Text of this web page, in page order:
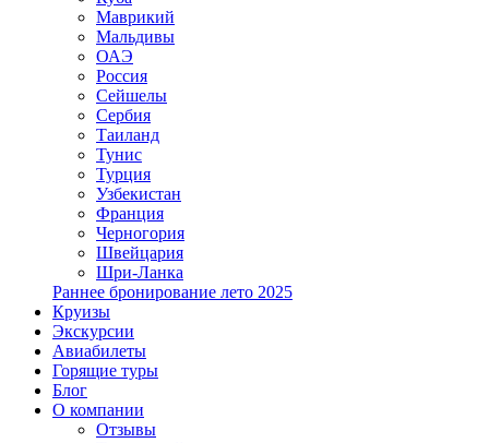
Маврикий
Мальдивы
ОАЭ
Россия
Сейшелы
Сербия
Таиланд
Тунис
Турция
Узбекистан
Франция
Черногория
Швейцария
Шри-Ланка
Раннее бронирование лето 2025
Круизы
Экскурсии
Авиабилеты
Горящие туры
Блог
О компании
Отзывы